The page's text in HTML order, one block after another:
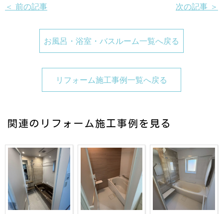
＜ 前の記事 次の記事 ＞
お風呂・浴室・バスルーム一覧へ戻る
リフォーム施工事例一覧へ戻る
関連のリフォーム施工事例を見る